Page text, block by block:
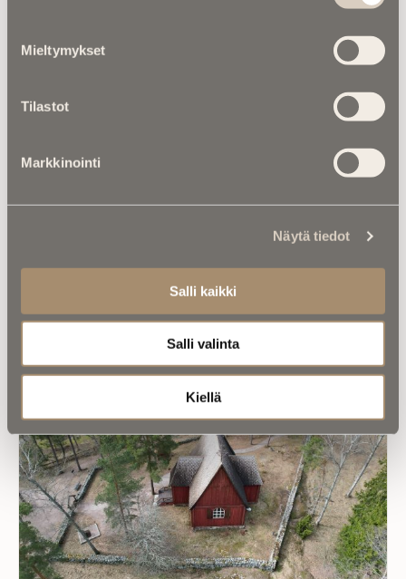
Mieltymykset
Tilastot
Markkinointi
Näytä tiedot
Salli kaikki
Salli valinta
Kiellä
“Mulla on ihan kiire elää”
Ukrainassa – ”Uuden ajan suomalainen